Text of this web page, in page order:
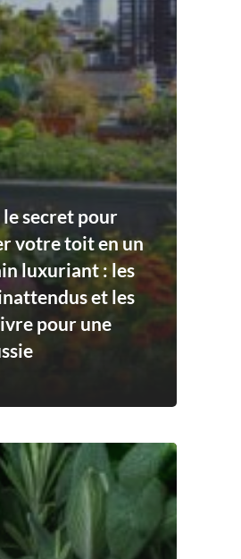
secret pour
votre toit en un
luxuriant : les
et les
pour une